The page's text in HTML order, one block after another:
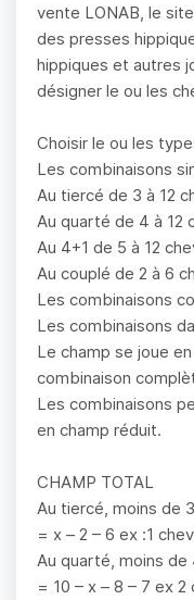
vente LONAB, le
des presses
hippiques et autres
désigner le ou les
Choisir le ou les
Les combinaisons
Au tiercé de 3 à 12
Au quarté de 4 à 12
Au 4+1 de 5 à 12
Au couplé de 2 à 6
Les combinaisons
Les combinaisons
Le champ se joue
combinaison
Les combinaisons
en champ réduit.
CHAMP TOTAL
Au tiercé, moins de
= x – 2 – 6 ex :1
Au quarté, moins
= 10 – x – 8 – 7 ex